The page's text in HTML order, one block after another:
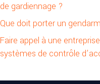
de gardiennage ?
Que doit porter un
Faire appel à une
systèmes de contrôle